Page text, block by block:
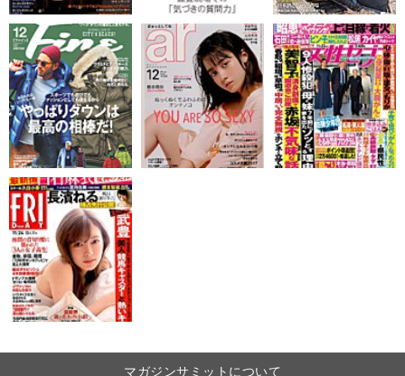
マガジンサミットについて